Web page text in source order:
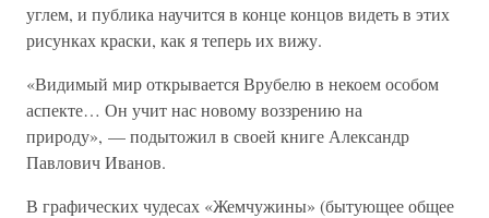
углем, и публика научится в конце концов видеть в этих
рисунках краски, как я теперь их вижу.
«Видимый мир открывается Врубелю в некоем особом
аспекте… Он учит нас новому воззрению на
природу», — подытожил в своей книге Александр
Павлович Иванов.
В графических чудесах «Жемчужины» (бытующее общее